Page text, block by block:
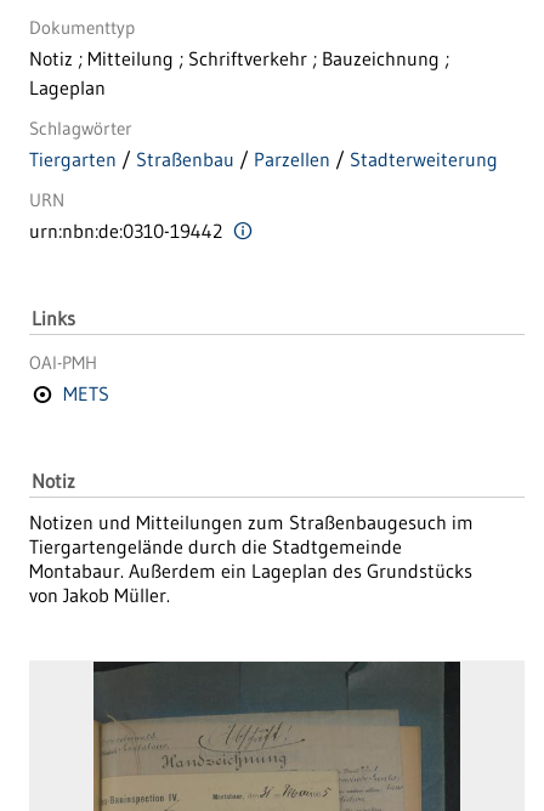
Dokumenttyp
Notiz ; Mitteilung ; Schriftverkehr ; Bauzeichnung ;
Lageplan
Schlagwörter
Tiergarten / Straßenbau / Parzellen / Stadterweiterung
URN
urn:nbn:de:0310-19442
Links
OAI-PMH
METS
Notiz
Notizen und Mitteilungen zum Straßenbaugesuch im
Tiergartengelände durch die Stadtgemeinde
Montabaur. Außerdem ein Lageplan des Grundstücks
von Jakob Müller.